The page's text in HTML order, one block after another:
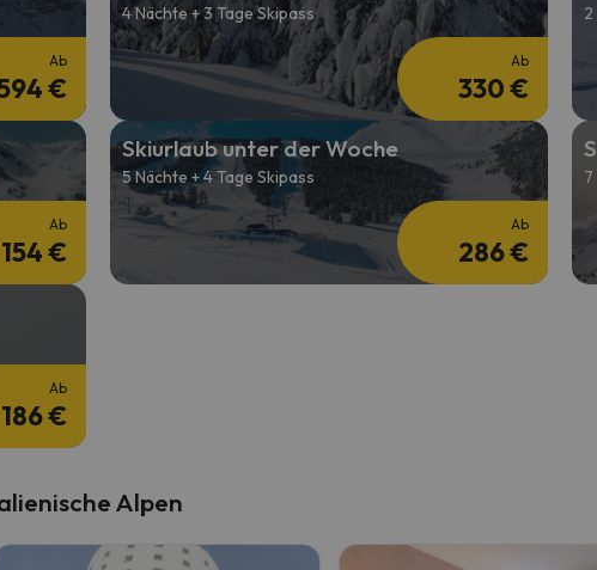
Ab
€
4 Nächte + 3 Tage Skipass
Ab
330 €
Ab
154 €
Skiurlaub unter der Woche
5 Nächte + 4 Tage Skipass
Ab
286 €
Ab
186 €
Alpen